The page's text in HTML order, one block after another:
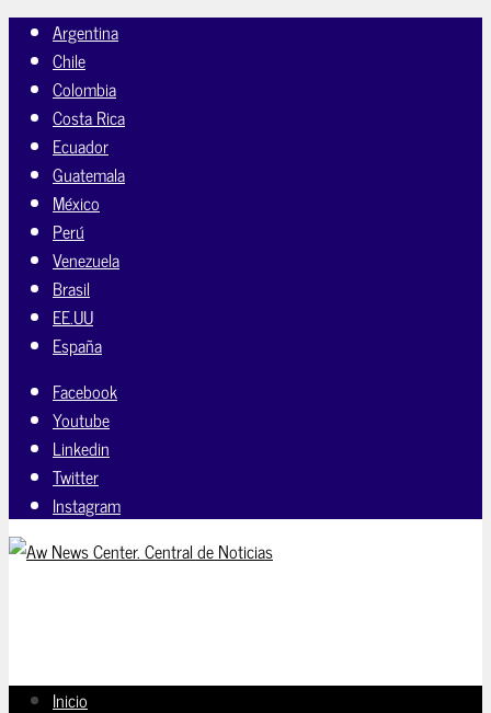
Argentina
Chile
Colombia
Costa Rica
Ecuador
Guatemala
México
Perú
Venezuela
Brasil
EE.UU
España
Facebook
Youtube
Linkedin
Twitter
Instagram
Inicio